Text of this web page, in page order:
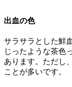
出血の色
サラサラとした鮮
じったような茶色
あります。ただし、
ことが多いです。